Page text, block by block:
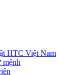
HTC Việt Nam
mệnh